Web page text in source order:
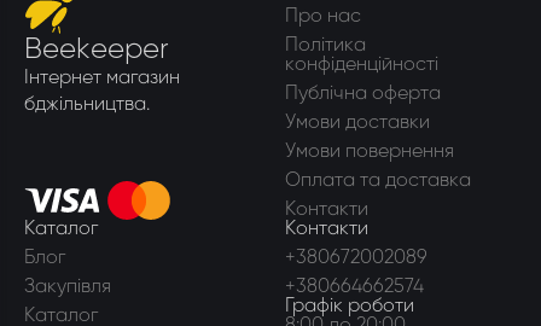
Beekeeper
Інтернет магазин
бджільництва.
Про нас
Політика
конфіденційності
Публічна оферта
Умови доставки
Умови повернення
Оплата та доставка
Контакти
Каталог
Блог
Закупівля
Каталог
Контакти
+380672002089
+380664662574
Графік роботи